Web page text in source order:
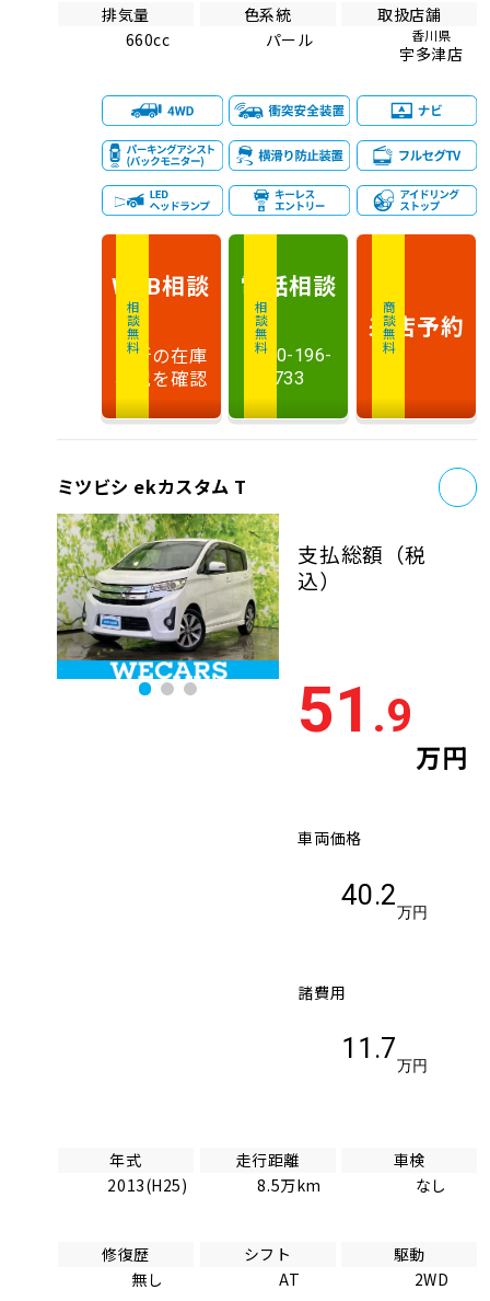
排気量
660cc
色系統
パール
取扱店舗
香川県
宇多津店
相談無料
WEB相談
最新の在庫
状況を確認
相談無料
電話相談
0120-196-
733
商談無料
来店予約
ミツビシ ekカスタム T
支払総額 （税
込）
51 .9
万円
車両価格
40.2
万円
諸費用
11.7
万円
年式
2013(H25)
走行距離
8.5万km
車検
なし
修復歴
無し
シフト
AT
駆動
2WD